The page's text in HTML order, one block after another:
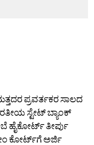
ಪ್ರವರ್ತಕರ ಸಾಲದ
ಸ್ಟೇಟ್‌ ಬ್ಯಾಂಕ್‌
ಹೈಕೋರ್ಟ್‌ ತೀರ್ಪು
ಕೋರ್ಟ್‌ಗೆ ಅರ್ಜಿ